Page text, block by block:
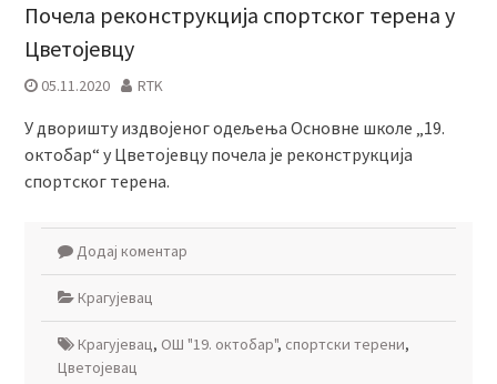
Почела реконструкција спортског терена у
Цветојевцу
05.11.2020 RTK
У дворишту издвојеног одељења Основне школе „19.
октобар“ у Цветојевцу почела је реконструкција
спортског терена.
Додај коментар
Крагујевац
Крагујевац, ОШ "19. октобар", спортски терени,
Цветојевац